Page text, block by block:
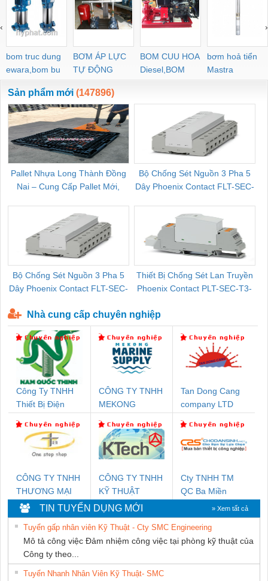
bom truc dung
ewara,bom bu
ewara
BƠM ÁP LỰC
TỰ ĐỘNG
BOM CUU HOA
Diesel,BOM
CHUA CHAY
bơm hoả tiển
Mastra
‹ ›
Sản phẩm mới (147896)
Pallet Nhựa Long Thành Đồng
Nai – Cung Cấp Pallet Mới,
Bộ Chống Sét Nguồn 3 Pha 5
Dây Phoenix Contact FLT-SEC-
Bộ Chống Sét Nguồn 3 Pha 5
Dây Phoenix Contact FLT-SEC-
Thiết Bị Chống Sét Lan Truyền
Phoenix Contact PLT-SEC-T3-
Nhà cung cấp chuyên nghiệp
Công Ty TNHH
Thiết Bị Điện
CÔNG TY TNHH
MEKONG
SUPPLY
Tan Dong Cang
company LTD
CÔNG TY TNHH
THƯƠNG MẠI
THIÊN ÂN VIỆT
NAM
CÔNG TY TNHH
KỸ THUẬT
KTECH VIỆT
NAM
Cty TNHH TM
QC Ba Miền
TIN TUYỂN DỤNG MỚI » Xem tất cả
Tuyển gấp nhân viên Kỹ Thuật - Cty SMC Engineering
Mô tả công việc Đảm nhiệm công việc tại phòng kỹ thuật của
Công ty theo...
Tuyển Nhanh Nhân Viên Kỹ Thuật- SMC